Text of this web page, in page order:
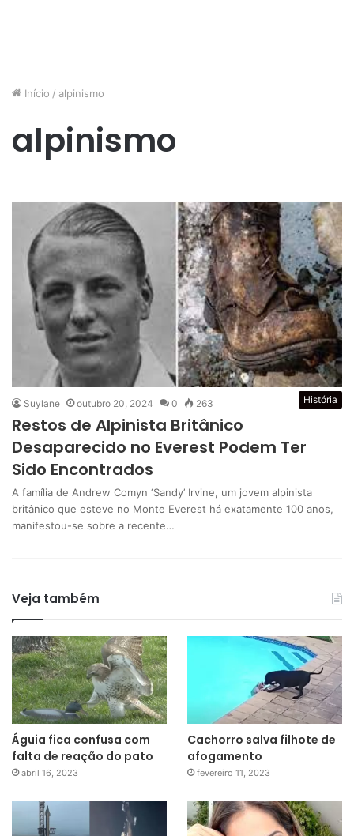
Início / alpinismo
alpinismo
História
Suylane outubro 20, 2024 0 263
Restos de Alpinista Britânico
Desaparecido no Everest Podem Ter
Sido Encontrados
A família de Andrew Comyn ‘Sandy’ Irvine, um jovem alpinista
britânico que esteve no Monte Everest há exatamente 100 anos,
manifestou-se sobre a recente…
Veja também
Águia fica confusa com
falta de reação do pato
abril 16, 2023
Cachorro salva filhote de
afogamento
fevereiro 11, 2023